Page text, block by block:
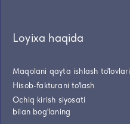
Loyixa haqida
Maqolani qayta ishlash to'lovlari
Hisob-fakturani to'lash
Ochiq kirish siyosati
bilan bog'laning